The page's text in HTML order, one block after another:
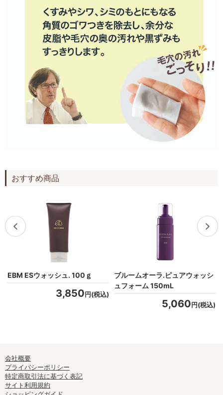
おすすめ商品
EBM ESウォッシュ. 100ｇ
3,850円(税込)
ブルームオーラ.ピュアウォッシ
ュフォーム 150mL
5,060円(税込)
会社概要
プライバシーポリシー
特定商取引法に基づく表記
サイト利用規約